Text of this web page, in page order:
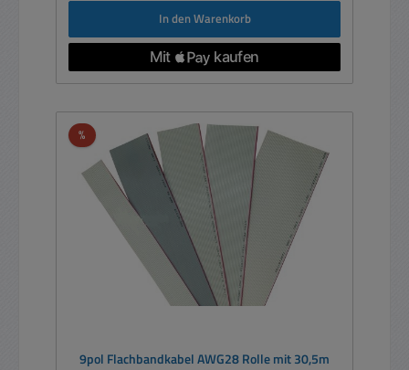
In den Warenkorb
%Rabatt
9pol Flachbandkabel AWG28 Rolle mit 30,5m